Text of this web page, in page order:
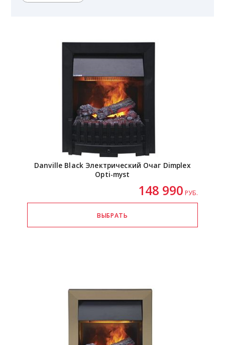
Danville Black Электрический Очаг Dimplex
Opti-myst
148 990 РУБ.